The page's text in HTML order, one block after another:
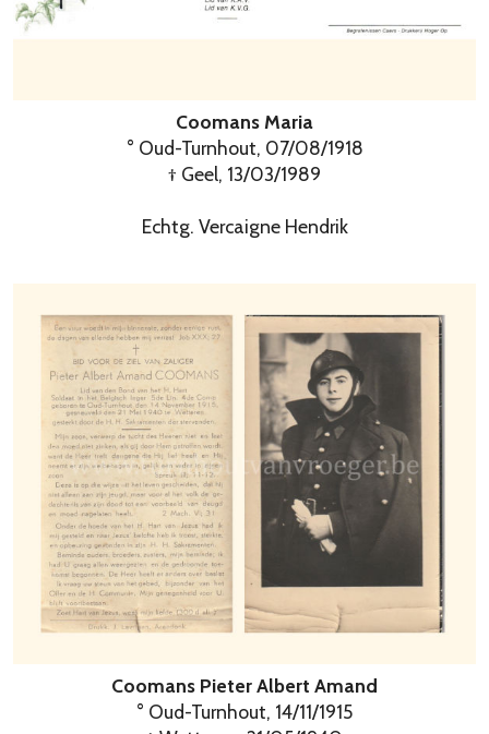
Coomans Maria
° Oud-Turnhout, 07/08/1918
† Geel, 13/03/1989
Echtg. Vercaigne Hendrik
Coomans Pieter Albert Amand
° Oud-Turnhout, 14/11/1915